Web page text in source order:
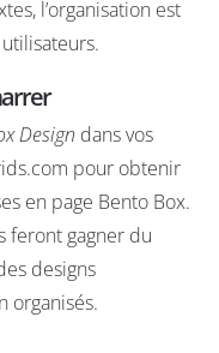
l’organisation est
Design dans vos
pour obtenir
en page Bento Box.
feront gagner du
designs
organisés.